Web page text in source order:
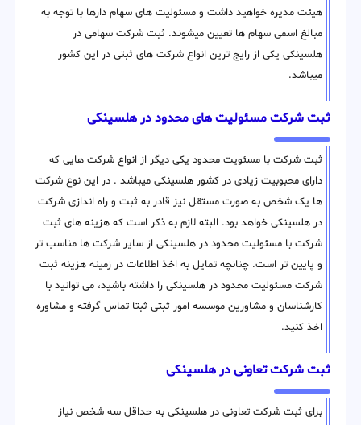
هیئت مدیره خواهید داشت و مسئولیت های سهام دارها با توجه به
مبالغ اسمی سهام ها تعیین میشوند. ثبت شرکت سهامی در
هلسینکی یکی از رایج ترین انواع شرکت های ثبتی در این کشور
میباشد.
ثبت شرکت مسئولیت های محدود در هلسینکی
ثبت شرکت با مسئویت محدود یکی دیگر از انواع شرکت هایی که
دارای محبوبیت زیادی در کشور هلسینکی میباشد . در این نوع شرکت
ها یک شخص به صورت مستقل نیز قادر به ثبت و راه اندازی شرکت
در هلسینکی خواهد بود. البته لازم به ذکر است که هزینه های ثبت
شرکت با مسئولیت محدود در هلسینکی از سایر شرکت ها مناسب تر
و پایین تر است. چنانچه تمایل به اخذ اطلاعات در زمینه هزینه ثبت
شرکت مسئولیت محدود در هلسینکی را داشته باشید، می توانید با
کارشناسان و مشاورین موسسه امور ثبتی ثبتا تماس گرفته و مشاوره
اخذ کنید.
ثبت شرکت تعاونی در هلسینکی
برای ثبت شرکت تعاونی در هلسینکی به حداقل سه شخص نیاز